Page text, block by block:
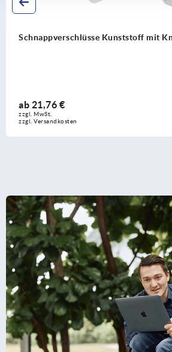
Schnappverschlüsse Kunststoff mit
ab 21,76 €
zzgl. MwSt.
zzgl. Versandkosten